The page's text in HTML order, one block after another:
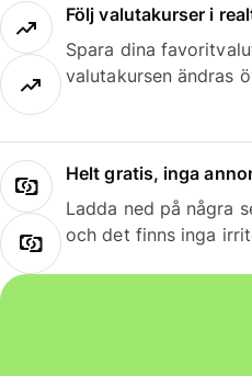
Följ valutakurser i
Spara dina
valutakursen ändras
Helt gratis, inga
Ladda ned på några
och det finns inga